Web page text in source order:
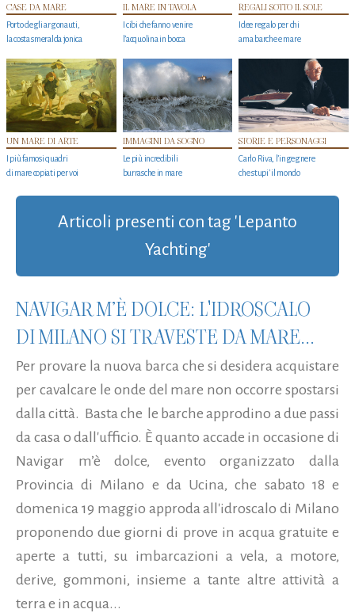
CASE DA MARE
Porto degli argonauti,
la costa smeralda jonica
IL MARE IN TAVOLA
I cibi che fanno venire
l’acquolina in bocca
REGALI SOTTO IL SOLE
Idee regalo per chi
ama barche e mare
UN MARE DI ARTE
I più famosi quadri
di mare copiati per voi
IMMAGINI DA SOGNO
Le più incredibili
burrasche in mare
STORIE E PERSONAGGI
Carlo Riva, l’ingegnere
che stupi' il mondo
Articoli presenti con tag 'Lepanto
Yachting'
NAVIGAR M’È DOLCE: L'IDROSCALO
DI MILANO SI TRAVESTE DA MARE...
Per provare la nuova barca che si desidera acquistare
per cavalcare le onde del mare non occorre spostarsi
dalla città. Basta che le barche approdino a due passi
da casa o dall'ufficio. È quanto accade in occasione di
Navigar m’è dolce, evento organizzato dalla
Provincia di Milano e da Ucina, che sabato 18 e
domenica 19 maggio approda all'idroscalo di Milano
proponendo due giorni di prove in acqua gratuite e
aperte a tutti, su imbarcazioni a vela, a motore,
derive, gommoni, insieme a tante altre attività a
terra e in acqua...